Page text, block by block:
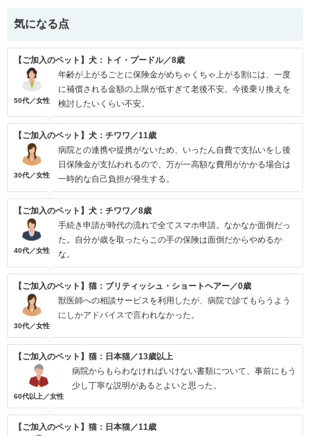
気になる点
【ご加入のペット】犬：トイ・プードル／8歳
50代／女性
年齢が上がるごとに保険金がめちゃくちゃ上がる割には、一度
に補償される金額の上限が低すぎて老後不安。今後乗り換えを
検討したいくらい不安。
【ご加入のペット】犬：チワワ／11歳
30代／女性
病院との連携や提携がないため、いったん自費で支払いをし後
日保険金が支払われるので、万が一高額な費用がかかる場合は
一時的な自己負担が発生する。
【ご加入のペット】犬：チワワ／8歳
40代／女性
手続き申請が時代の流れで全てスマホ申請。なかなか面倒だっ
た。自分が歳を取ったらこの手の保険は面倒だからやめるか
な。
【ご加入のペット】猫：ブリティッシュ・ショートヘアー／0歳
30代／女性
獣医師への相談サービスを利用したが、病院で診てもらうよう
にしかアドバイスで言われなかった。
【ご加入のペット】猫：日本猫／13歳以上
60代以上／女性
病院からもらわなければいけない書類について、事前にもう
少し丁寧な説明があるとよいと思った。
【ご加入のペット】猫：日本猫／11歳